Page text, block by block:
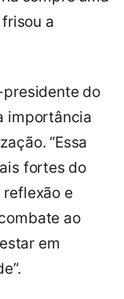
a
presidente do
importância
“Essa
fortes do
reflexão e
ao
em